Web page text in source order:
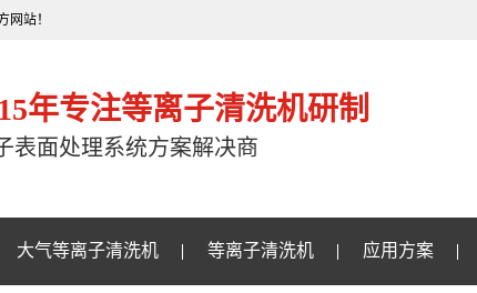
网站！
年专注等离子清洗机研制
表面处理系统方案解决商
大气等离子清洗机 等离子清洗机 应用方案